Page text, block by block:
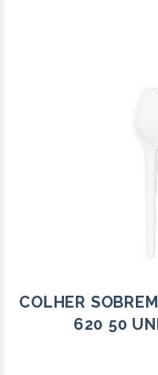
COLHER
620 50